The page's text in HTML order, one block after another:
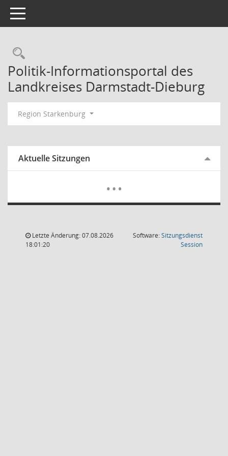
Toggle navigation
Rechercheauswahl
Politik-Informationsportal des
Landkreises Darmstadt-Dieburg
Region Starkenburg
Aktuelle Sitzungen
…Mehr
Letzte Änderung: 07.08.2026
18:01:20
Software:Sitzungsdienst
Session(Wird in